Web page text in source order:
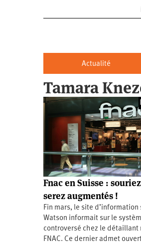
Actualité
Actualité
Politique
Entreprises
Entreprises
Automobile
Commerce
Hôpitaux
Oppressions
Oppressions
Féminisme
LGBTI
Économie
Éducation
Santé
Tamara
Fnac en Suisse :
serez augmentés !
Fin mars, le site d’information
Watson informait sur le
controversé chez le détaillant
FNAC. Ce dernier admet